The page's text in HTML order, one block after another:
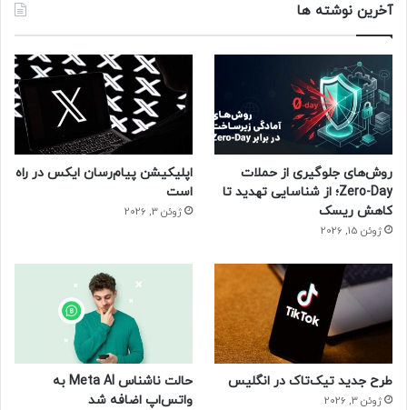
چای
آخرین نوشته ها
روش‌های جلوگیری از حملات
Zero-Day؛ از شناسایی تهدید تا
کاهش ریسک
ژوئن 15, 2026
اپلیکیشن پیام‌رسان ایکس در راه
است
ژوئن 3, 2026
طرح جدید تیک‌تاک در انگلیس
ژوئن 3, 2026
حالت ناشناس Meta AI به
واتس‌اپ اضافه شد